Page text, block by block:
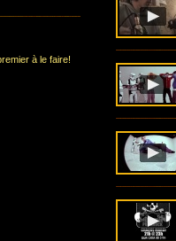
à le faire!